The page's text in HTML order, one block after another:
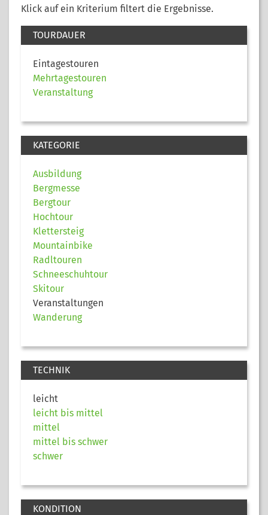
Klick auf ein Kriterium filtert die Ergebnisse.
TOURDAUER
Eintagestouren
Mehrtagestouren
Veranstaltung
KATEGORIE
Ausbildung
Bergmesse
Bergtour
Hochtour
Klettersteig
Mountainbike
Radltouren
Schneeschuhtour
Skitour
Veranstaltungen
Wanderung
TECHNIK
leicht
leicht bis mittel
mittel
mittel bis schwer
schwer
KONDITION